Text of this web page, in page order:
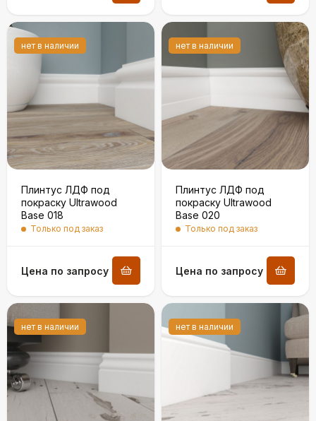
нет в наличии
Плинтус ЛДФ под
покраску Ultrawood
Base 018
Только под заказ
Цена по запросу
нет в наличии
Плинтус ЛДФ под
покраску Ultrawood
Base 020
Только под заказ
Цена по запросу
нет в наличии нет в наличии